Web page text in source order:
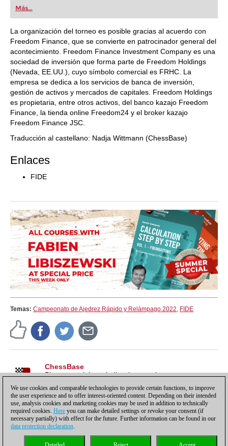
first steps into the world of club chess, or already
playing at a tournament level: with FRITZ, you can
train more efficiently, intelligently and with a
more personalised approach than ever before.
Más...
La organización del torneo es posible gracias al acuerdo con
Freedom Finance, que se convierte en patrocinador general del
acontecimiento. Freedom Finance Investment Company es una
sociedad de inversión que forma parte de Freedom Holdings
(Nevada, EE.UU.), cuyo símbolo comercial es FRHC. La
empresa se dedica a los servicios de banca de inversión,
gestión de activos y mercados de capitales. Freedom Holdings
es propietaria, entre otros activos, del banco kazajo Freedom
Finance, la tienda online Freedom24 y el broker kazajo
Freedom Finance JSC.
Traducción al castellano: Nadja Wittmann (ChessBase)
Enlaces
FIDE
Temas: Campeonato de Ajedrez Rápido y Relámpago 2022, FIDE
ChessBase
Pistas, tutoriales e indicaciones sobre nuestros
Política de privacidad |Para contactar Cookies Management
We use cookies and comparable technologies to provide certain functions, to improve
the user experience and to offer interest-oriented content. Depending on their intended
use, analysis cookies and marketing cookies may be used in addition to technically
required cookies. Here you can make detailed settings or revoke your consent (if
necessary partially) with effect for the future. Further information can be found in our
data protection declaration.